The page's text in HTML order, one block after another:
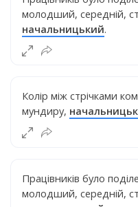
молодший, середній,
начальницький.
Колір між стрічками
мундиру,
Працівників було
молодший, середній,